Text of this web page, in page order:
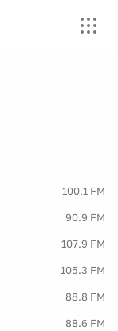
100.1 FM
90.9 FM
107.9 FM
105.3 FM
88.8 FM
88.6 FM